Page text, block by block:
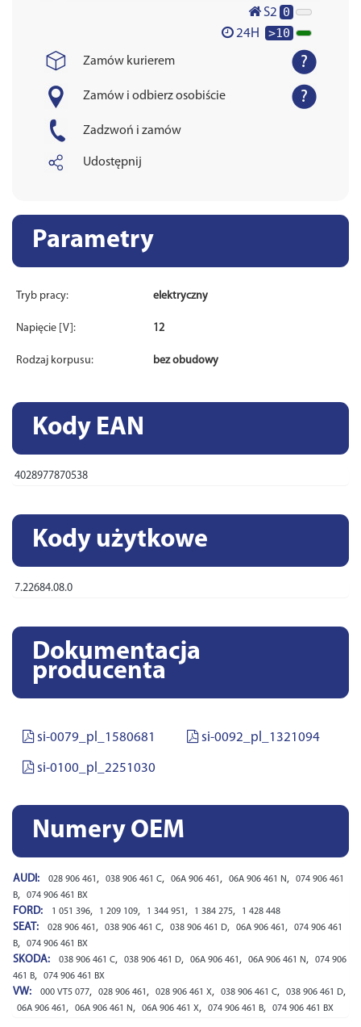
S2 0
24H >10
Zamów kurierem
Zamów i odbierz osobiście
Zadzwoń i zamów
Udostępnij
Parametry
Tryb pracy: elektryczny
Napięcie [V]: 12
Rodzaj korpusu: bez obudowy
Kody EAN
4028977870538
Kody użytkowe
7.22684.08.0
Dokumentacja
producenta
si-0079_pl_1580681 si-0092_pl_1321094
si-0100_pl_2251030
Numery OEM
AUDI: 028 906 461 , 038 906 461 C, 06A 906 461 , 06A 906 461 N,
074 906 461
B, 074 906 461 BX
FORD: 1 051 396, 1 209 109, 1 344 951 , 1 384 275, 1 428 448
SEAT: 028 906 461 , 038 906 461 C, 038 906 461 D, 06A 906 461 ,
074 906 461
B, 074 906 461 BX
SKODA: 038 906 461 C, 038 906 461 D, 06A 906 461 , 06A 906 461 N,
074 906
461 B, 074 906 461 BX
VW: 000 VT5 077, 028 906 461 , 028 906 461 X, 038 906 461 C, 038 906 461 D,
06A 906 461 , 06A 906 461 N, 06A 906 461 X, 074 906 461 B, 074 906 461 BX